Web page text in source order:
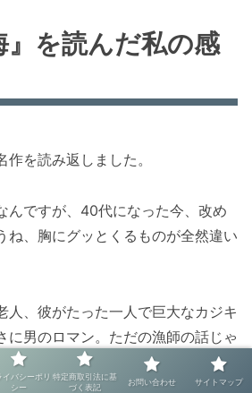
』を読んだ私の感
を読み返しました。
んですが、40代になった今、改め
ね、胸にグッとくるものが全然違い
人、彼がたった一人で巨大なカジキ
に男のロマン。ただの漁師の話じゃ
イバシーポリ
シー
特定商取引法に基
づく表記
お問い合わせ サイトマップ